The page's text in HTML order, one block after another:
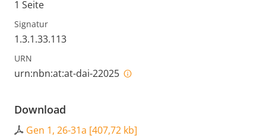
1 Seite
Signatur
1.3.1.33.113
URN
urn:nbn:at:at-dai-22025
Download
Gen 1, 26-31a [407,72 kb]